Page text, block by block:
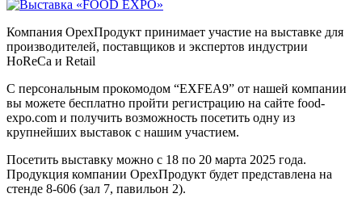
Компания ОрехПродукт принимает участие на выставке для
производителей, поставщиков и экспертов индустрии
HoReCa и Retail
С персональным прокомодом “EXFEA9” от нашей компании
вы можете бесплатно пройти регистрацию на сайте food-
expo.com и получить возможность посетить одну из
крупнейших выставок с нашим участием.
Посетить выставку можно с 18 по 20 марта 2025 года.
Продукция компании ОрехПродукт будет представлена на
стенде 8-606 (зал 7, павильон 2).